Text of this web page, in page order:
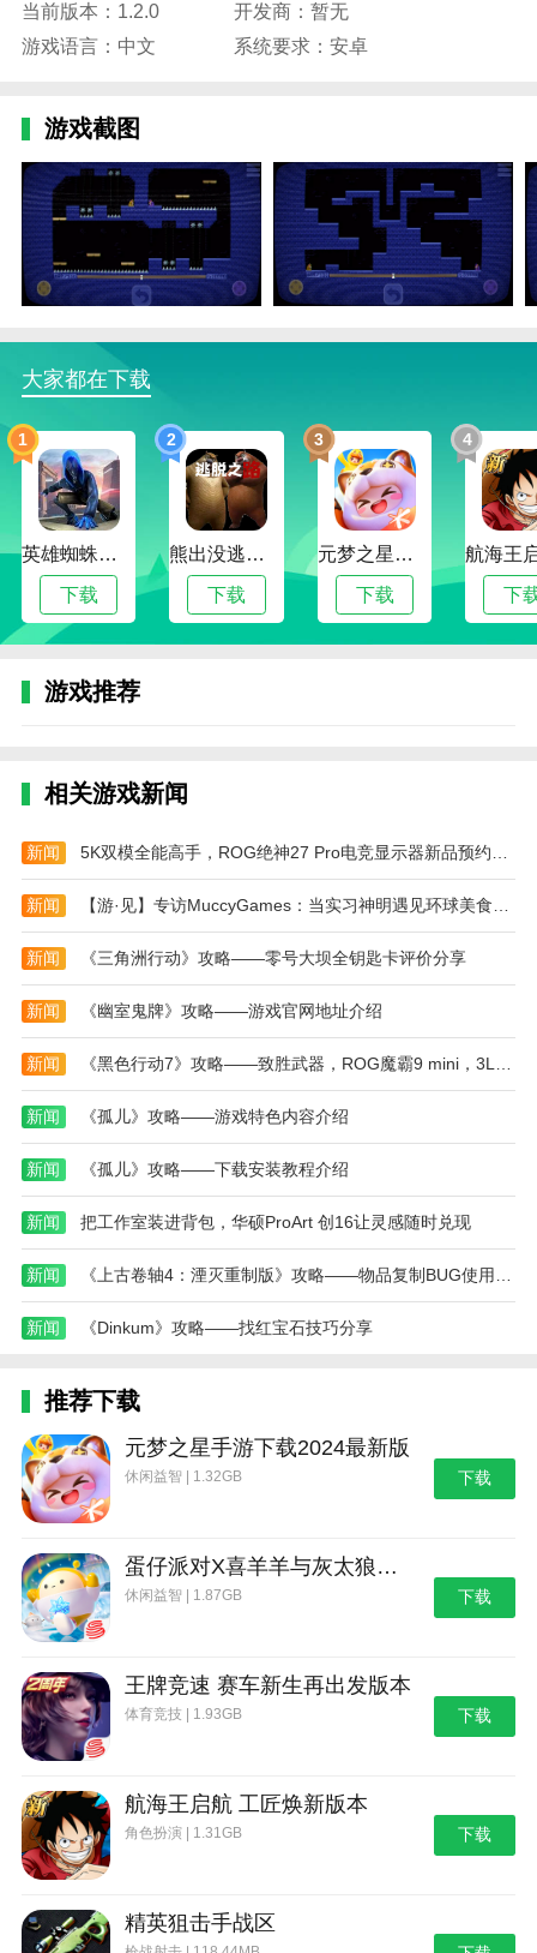
的时候好好适应玩法。
4、你需要同时使用左右手来操控两个不同的角
双向灵巧游戏亮点
1、玩家需要同时操控骑士与法师两名角色，骑士
负责斩断锁链触发机关，法师则同步激活符文以开启通
路，双人行动需精准到帧，考验双手协调能力。
2、每个关卡设置倒计时，玩家在躲避陷阱的同时
必须争分夺秒，寻找最优解法，提升闯关的紧迫感和策
3、骑士可蓄力重击击碎障碍，法师则能冻结时间
破复杂机关与谜题。
4、游戏内置多个精心设计的关卡，难度层层递
进，不仅考验操作技巧，还需要灵活的应变能力和缜密
的逻辑思维，带来持续的成就感和挑战乐趣。
双向灵巧游戏怎么改中文
1、打开游戏，点击选择。
1、采用左右手各控制一个角色的方式，通过精确
2、为了有效地解决难题，你需要在不断变化的游
戏环境中灵活调整策略。每个角色都有其独立的控制方
式和动作，逐渐学握这种双手协作的技巧。
3、包含了多达100个关卡，每个关卡都经过精心设
计，随着关卡的推进，难度逐渐升级，各种陷阱，敌人
和环墇挑战将接连出现，唯有学握两手配合的要领，才
能破除重重障碍。
4、独特地引入了解锁道具属性，让玩家可以无障
碍地探素游戏的广阔世界。
本站为您提供双向灵巧的 手机游戏 ，欢迎大家记
住本站网址，本站是您下载安卓手游app最好的网站！
当前版本：1.2.0
开发商：暂无
游戏语言：中文
系统要求：安卓
游戏截图
大家都在下载
1
英雄蜘蛛侠绳索格斗城市模拟器
下载
2
熊出没逃脱之路
下载
3
元梦之星手游下载2024最新版
下载
4
下
游戏推荐
相关游戏新闻
新闻 5K双模全能高手，ROG绝神27 Pro电竞显示器新品预约开启！
新闻 【游·见】专访MuccyGames：当实习神明遇见环球美食，开启一场舌尖上的冒险
新闻 《三角洲行动》攻略——零号大坝全钥匙卡评价分享
新闻 《幽室鬼牌》攻略——游戏官网地址介绍
新闻
新闻 《孤儿》攻略——游戏特色内容介绍
新闻 《孤儿》攻略——下载安装教程介绍
新闻 把工作室装进背包，华硕ProArt 创16让灵感随时兑现
新闻
新闻 《Dinkum》攻略——找红宝石技巧分享
推荐下载
元梦之星手游下载2024最新版
休闲益智 | 1.32GB 下载
蛋仔派对X喜羊羊与灰太狼联动第二弹版本
休闲益智 | 1.87GB 下载
王牌竞速 赛车新生再出发版本
体育竞技 | 1.93GB 下载
航海王启航 工匠焕新版本
角色扮演 | 1.31GB 下载
精英狙击手战区